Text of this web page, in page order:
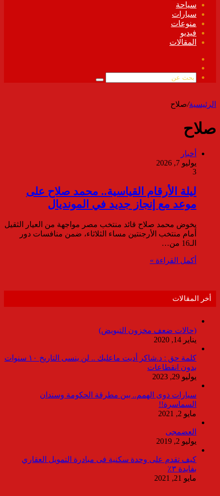
سياحة
سيارات
منوعات
فيديو
المقالات
الموقع
بحث
الرئيسية/صلاح
صلاح
أخبار
يوليو 7, 2026
3
ليلة الأرقام القياسية.. محمد صلاح على
موعد مع إنجاز جديد في المونديال
يخوض محمد صلاح قائد منتخب مصر مواجهة من العيار الثقيل
أمام منتخب الأرجنتين مساء الثلاثاء، ضمن منافسات دور
الـ16 من…
أكمل القراءة »
أخر المقالات
(حالات ضعف مخزون التبويض)
يناير 14, 2020
كلمة حق : د.شاكر أديت ماعليك .. لن ينسى التاريخ ١٠ سنوات
بدون انقطاعات
يوليو 29, 2023
سيارات ذوى الهمم.. بين مطرقة الحكومة وسندان
السماسرة!!
مايو 2, 2021
العضمجى
يوليو 2, 2019
كيف تقدم على وحدة سكنية فى مبادرة التمويل العقاري
بفايدة ٣٪
مايو 21, 2021